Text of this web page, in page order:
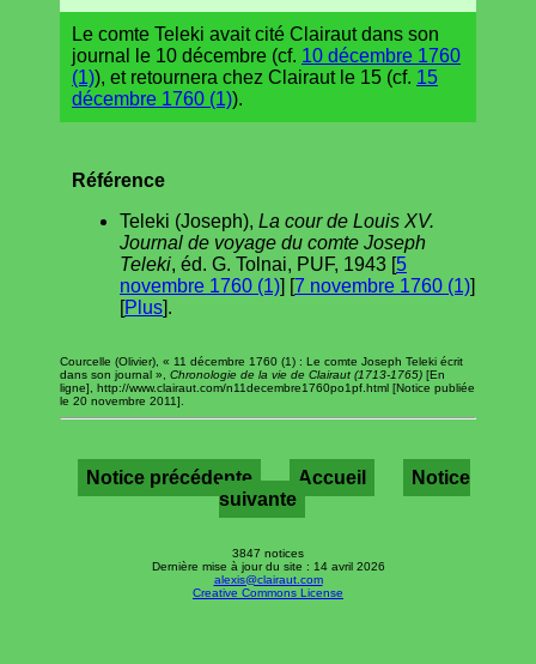
Le comte Teleki avait cité Clairaut dans son
journal le 10 décembre (cf. 10 décembre 1760
(1)), et retournera chez Clairaut le 15 (cf. 15
décembre 1760 (1)).
Référence
Teleki (Joseph), La cour de Louis XV.
Journal de voyage du comte Joseph
Teleki, éd. G. Tolnai, PUF, 1943 [5
novembre 1760 (1)] [7 novembre 1760 (1)]
[Plus].
Courcelle (Olivier), « 11 décembre 1760 (1) : Le comte Joseph Teleki écrit
dans son journal », Chronologie de la vie de Clairaut (1713-1765) [En
ligne], http://www.clairaut.com/n11decembre1760po1pf.html [Notice publiée
le 20 novembre 2011].
Notice précédente Accueil
Notice
suivante
3847 notices
Dernière mise à jour du site : 14 avril 2026
alexis@clairaut.com
Creative Commons License